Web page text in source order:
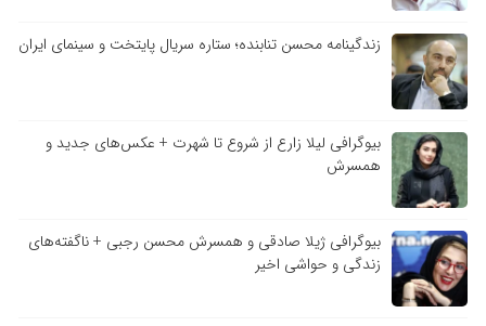
زندگینامه محسن تنابنده؛ ستاره سریال پایتخت و سینمای ایران
بیوگرافی لیلا زارع از شروع تا شهرت + عکس‌های جدید و
همسرش
بیوگرافی ژیلا صادقی و همسرش محسن رجبی + ناگفته‌های
زندگی و حواشی اخیر